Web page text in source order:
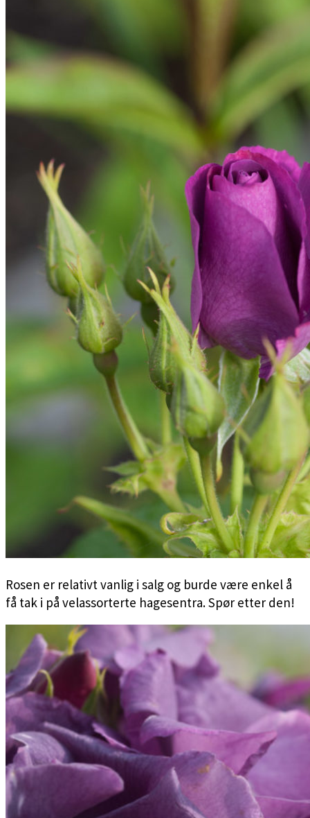
Rosen er relativt vanlig i salg og burde være enkel å
få tak i på velassorterte hagesentra. Spør etter den!